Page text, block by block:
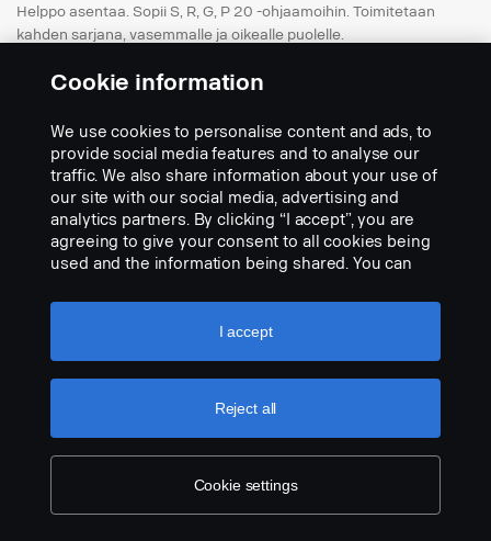
Helppo asentaa. Sopii S, R, G, P 20 -ohjaamoihin. Toimitetaan
kahden sarjana, vasemmalle ja oikealle puolelle.
Add to list
Cookie information
We use cookies to personalise content and ads, to
provide social media features and to analyse our
traffic. We also share information about your use of
our site with our social media, advertising and
analytics partners. By clicking “I accept”, you are
agreeing to give your consent to all cookies being
used and the information being shared. You can
settings” and selecting the categories you’d like to
accept. For a more detailed explanation of how we
Cookie settings
Reject all
I accept